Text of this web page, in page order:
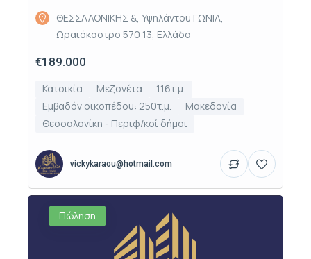
ΘΕΣΣΑΛΟΝΙΚΗΣ &, Υψηλάντου ΓΩΝΙΑ,
Ωραιόκαστρο 570 13, Ελλάδα
€189.000
Κατοικία Μεζονέτα
116τ.μ.
Εμβαδόν οικοπέδου: 250τ.μ.
Μακεδονία
Θεσσαλονίκη - Περιφ/κοί δήμοι
vickykaraou@hotmail.com
Πώληση